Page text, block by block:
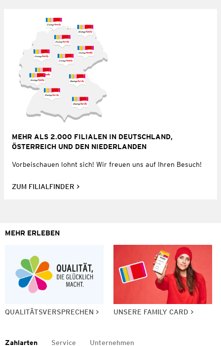
MEHR ALS 2.000 FILIALEN IN DEUTSCHLAND,
ÖSTERREICH UND DEN NIEDERLANDEN
Vorbeischauen lohnt sich! Wir freuen uns auf Ihren Besuch!
ZUM FILIALFINDER
MEHR ERLEBEN
QUALITÄTSVERSPRECHEN UNSERE FAMILY CARD
Zahlarten Service Unternehmen